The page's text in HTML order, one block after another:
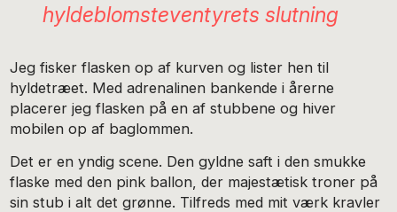
hyldeblomsteventyrets slutning
Jeg fisker flasken op af kurven og lister hen til
hyldetræet. Med adrenalinen bankende i årerne
placerer jeg flasken på en af stubbene og hiver
mobilen op af baglommen.
Det er en yndig scene. Den gyldne saft i den smukke
flaske med den pink ballon, der majestætisk troner på
sin stub i alt det grønne. Tilfreds med mit værk kravler